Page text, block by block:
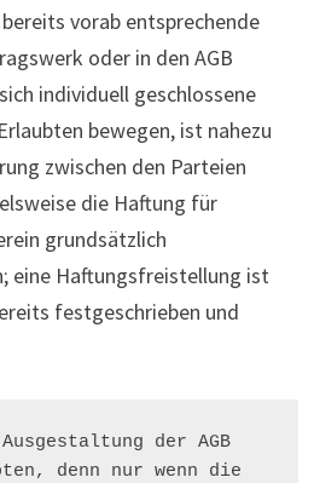
vorab entsprechende
oder in den AGB
individuell geschlossene
bewegen, ist nahezu
zwischen den Parteien
die Haftung für
grundsätzlich
eine Haftungsfreistellung ist
festgeschrieben und
der AGB
denn nur wenn die